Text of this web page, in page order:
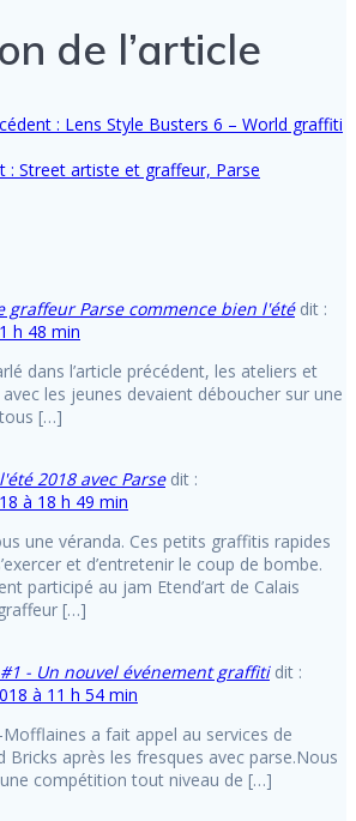
de l’article
: Lens Style Busters 6 – World graffiti
: Street artiste et graffeur, Parse
graffeur Parse commence bien l'été dit :
h 48 min
dans l’article précédent, les ateliers et
les jeunes devaient déboucher sur une
[…]
2018 avec Parse dit :
à 18 h 49 min
une véranda. Ces petits graffitis rapides
et d’entretenir le coup de bombe.
participé au jam Etend’art de Calais
[…]
- Un nouvel événement graffiti dit :
à 11 h 54 min
a fait appel au services de
Bricks après les fresques avec parse.Nous
compétition tout niveau de […]